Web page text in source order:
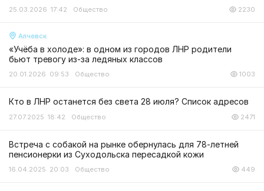
25.03.2026 17:42 Общество 2230
Алчевск
«Учёба в холоде»: в одном из городов ЛНР родители
бьют тревогу из-за ледяных классов
20.01.2026 09:53 Общество 1003
Кто в ЛНР останется без света 28 июля? Список адресов
27.07.2025 18:42 Общество 2471
Встреча с собакой на рынке обернулась для 78-летней
пенсионерки из Суходольска пересадкой кожи
16.04.2025 20:03 Общество 449